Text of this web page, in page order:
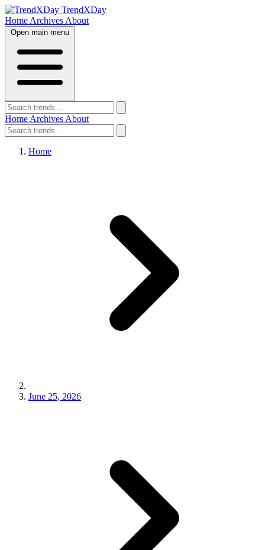
TrendXDay
Home Archives About
Open main menu
Home Archives About
Home
June 25, 2026